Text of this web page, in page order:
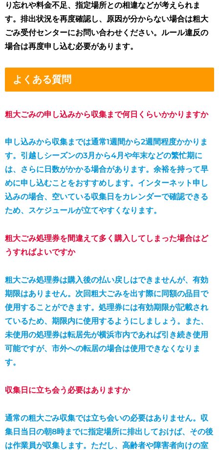
り忘れや料金不足、指定場所との相違などが考えられま
す。排出状況を再度確認し、原因が分からない場合は粗大
ごみ受付センターにお問い合わせください。ルール違反の
場合は再度申し込む必要があります。
よくある質問
粗大ごみの申し込みから収集まで何日くらいかかりますか
申し込みから収集までは通常1週間から2週間程度かかりま
す。引越しシーズンの3月から4月や年末などの繁忙期に
は、さらに日数がかかる場合があります。余裕を持って早
めに申し込むことをおすすめします。インターネット申し
込みの場合、空いている収集日をカレンダーで確認できる
ため、スケジュールが立てやすくなります。
粗大ごみ処理券を間違えて多く購入してしまった場合はど
うすればよいですか
粗大ごみ処理券は購入後の払い戻しはできませんが、有効
期限はありません。次回粗大ごみを出す際に同額の品目で
使用することができます。処理券には有効期限が記載され
ているため、期限内に使用するようにしましょう。また、
未使用の処理券は転居先が横浜市内であれば引き続き使用
可能ですが、市外への転居の場合は使用できなくなりま
す。
収集日に立ち会う必要はありますか
通常の粗大ごみ収集では立ち会いの必要はありません。収
集日当日の朝8時までに指定場所に排出しておけば、その後
は作業員が収集します。ただし、高齢者や障害者向けの室